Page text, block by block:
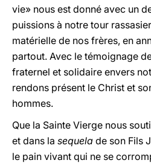
vie» nous est donné avec un
puissions à notre tour
matérielle de nos frères, en
partout. Avec le témoignage
fraternel et solidaire envers
rendons présent le Christ et
hommes.
Que la Sainte Vierge nous
et dans la sequela de son Fils
le pain vivant qui ne se